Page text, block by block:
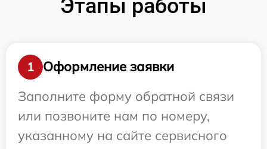
Этапы работы
1
Оформление заявки
Заполните форму обратной связи
или позвоните нам по номеру,
указанному на сайте сервисного